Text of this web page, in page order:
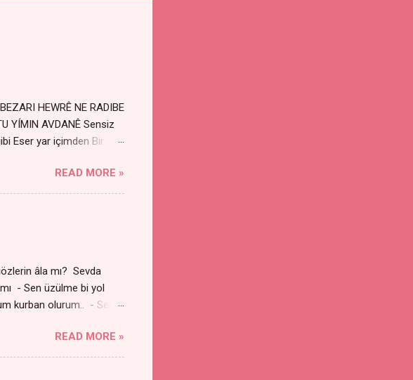
HEWRÊ NE RADIBE
YÍMIN AVDANÊ Sensiz
Eser yar içimden Bir
Adını sayıklarREAD MORE »
âla mı? Sevda
- Sen üzülme bi yol
kurban olurum.. - Sen
reva mı? Herkes
bulurum İste dünyayı
gülümse bi yol
READ MORE »